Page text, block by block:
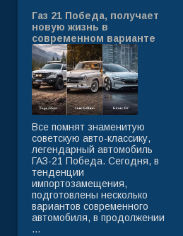
Газ 21 Победа, получает
новую жизнь в
современном варианте
Все помнят знаменитую
советскую авто-классику,
легендарный автомобиль
ГАЗ-21 Победа. Сегодня, в
тенденции
импортозамещения,
подготовлены несколько
вариантов современного
автомобиля, в продолжении
...